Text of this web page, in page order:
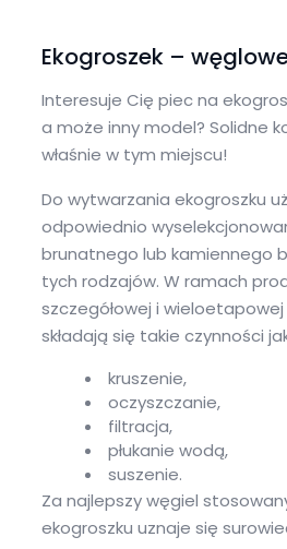
Ekogroszek –
Interesuje Cię piec na
a może inny model? Solidne
właśnie w tym miejscu!
Do wytwarzania ekogroszku
odpowiednio
brunatnego lub kamiennego
tych rodzajów. W ramach
szczegółowej i
składają się takie czynności
kruszenie,
oczyszczanie,
filtracja,
płukanie wodą,
suszenie.
Za najlepszy węgiel
ekogroszku uznaje się